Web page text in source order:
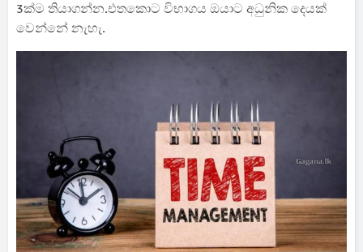
3ක්ම තියාගන්න.එතකොට විභාගය ඔයාට අධුනික දෙයක්
වෙන්නේ නැහැ.